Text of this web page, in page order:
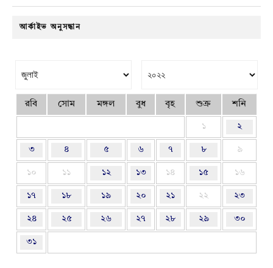
আর্কাইভ অনুসন্ধান
রবি সোম মঙ্গল বুধ বৃহ শুক্র শনি
১ ২
৩ ৪ ৫ ৬ ৭ ৮ ৯
১০ ১১ ১২ ১৩ ১৪ ১৫ ১৬
১৭ ১৮ ১৯ ২০ ২১ ২২ ২৩
২৪ ২৫ ২৬ ২৭ ২৮ ২৯ ৩০
৩১